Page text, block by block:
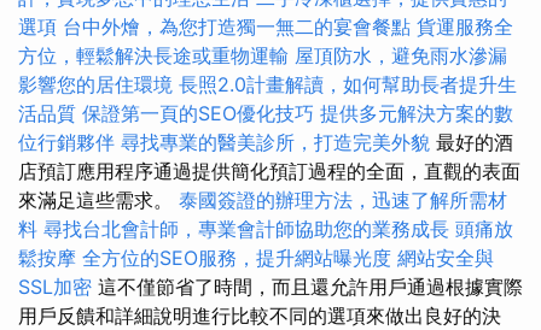
選項 台中外燴，為您打造獨一無二的宴會餐點 貨運服務全
方位，輕鬆解決長途或重物運輸 屋頂防水，避免雨水滲漏
影響您的居住環境 長照2.0計畫解讀，如何幫助長者提升生
活品質 保證第一頁的SEO優化技巧 提供多元解決方案的數
位行銷夥伴 尋找專業的醫美診所，打造完美外貌 最好的酒
店預訂應用程序通過提供簡化預訂過程的全面，直觀的表面
來滿足這些需求。 泰國簽證的辦理方法，迅速了解所需材
料 尋找台北會計師，專業會計師協助您的業務成長 頭痛放
鬆按摩 全方位的SEO服務，提升網站曝光度 網站安全與
SSL加密 這不僅節省了時間，而且還允許用戶通過根據實際
用戶反饋和詳細說明進行比較不同的選項來做出良好的決